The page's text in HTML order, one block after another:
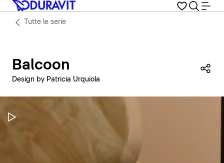
Tutte le serie
Balcoon
Design by Patricia Urquiola
Metti in pausa il video